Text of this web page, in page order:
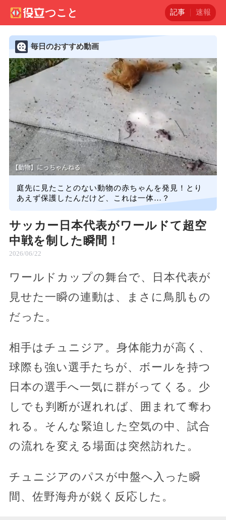
記事 速報
毎日のおすすめ動画
庭先に見たことのない動物の赤ちゃんを発見！とり
あえず保護したんだけど、これは一体…？
サッカー日本代表がワールドて超空
中戦を制した瞬間！
2026/06/22
ワールドカップの舞台で、日本代表が
見せた一瞬の連動は、まさに鳥肌もの
だった。
相手はチュニジア。身体能力が高く、
球際も強い選手たちが、ボールを持つ
日本の選手へ一気に群がってくる。少
しでも判断が遅れれば、囲まれて奪わ
れる。そんな緊迫した空気の中、試合
の流れを変える場面は突然訪れた。
チュニジアのパスが中盤へ入った瞬
間、佐野海舟が鋭く反応した。